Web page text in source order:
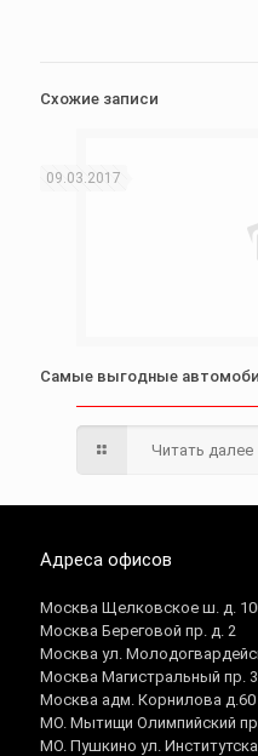
Схожие записи
09.03.2017
Самые выгодные
Читать далее
Адреса офисов
Москва Щелковское ш. д.
Москва Береговой пр. д. 2
Москва ул.
Москва Магистральный пр. 3
Москва адм. Корнилова д.60
МО. Мытищи Олимпийский
МО. Пушкино ул.